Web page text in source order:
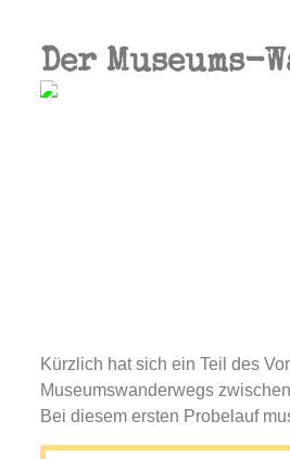
Der Museums-
Kürzlich hat sich ein Teil des
Museumswanderwegs
Bei diesem ersten Probelauf